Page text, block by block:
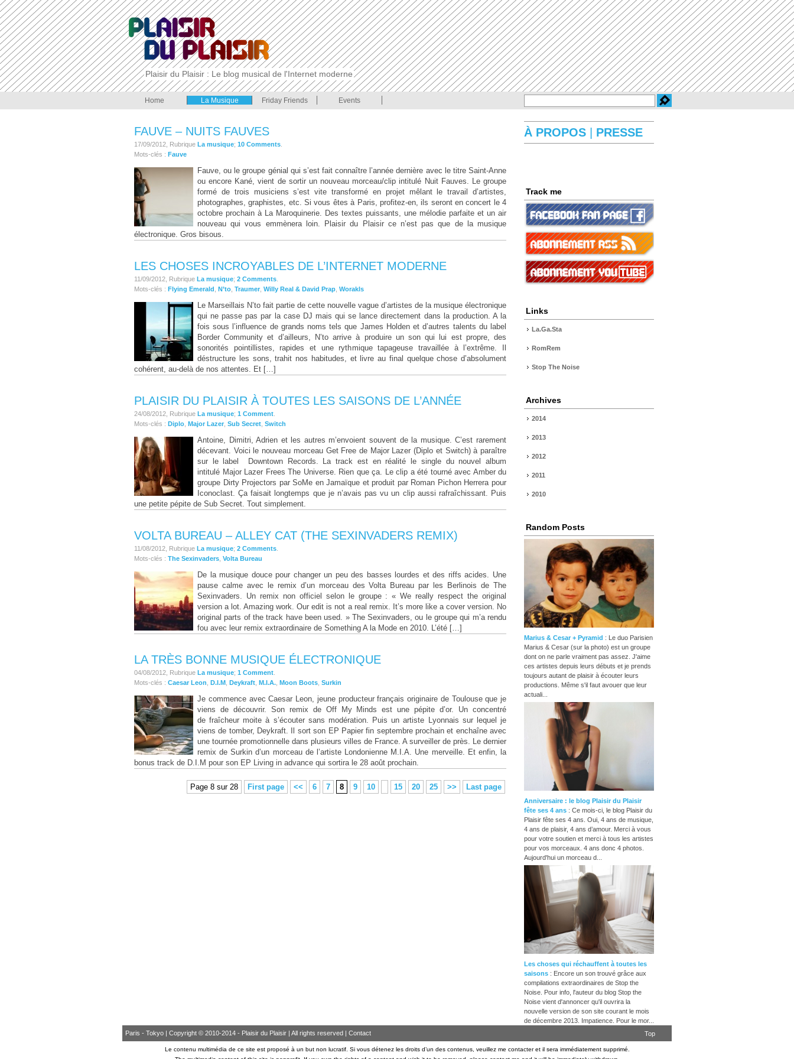
Plaisir du Plaisir : Le blog musical de l'Internet moderne
Home La Musique Friday Friends Events
FAUVE – NUITS FAUVES
17/09/2012, Rubrique La musique; 10 Comments
Mots-clés : Fauve
Fauve, ou le groupe génial qui s’est fait connaître l’année dernière avec le titre Saint-Anne
ou encore Kané, vient de sortir un nouveau morceau/clip intitulé Nuit Fauves. Le groupe
formé de trois musiciens s’est vite transformé en projet mêlant le travail d’artistes,
photographes, graphistes, etc. Si vous êtes à Paris, profitez-en, ils seront en concert le 4
octobre prochain à La Maroquinerie. Des textes puissants, une mélodie parfaite et un air
nouveau qui vous emmènera loin. Plaisir du Plaisir ce n’est pas que de la musique
électronique. Gros bisous.
LES CHOSES INCROYABLES DE L’INTERNET MODERNE
11/09/2012, Rubrique La musique; 2 Comments
Mots-clés : Flying Emerald N’to Traumer Willy Real & David Prap Worakls
Le Marseillais N’to fait partie de cette nouvelle vague d’artistes de la musique électronique
qui ne passe pas par la case DJ mais qui se lance directement dans la production. A la
fois sous l’influence de grands noms tels que James Holden et d’autres talents du label
Border Community et d’ailleurs, N’to arrive à produire un son qui lui est propre, des
sonorités pointillistes, rapides et une rythmique tapageuse travaillée à l’extrême. Il
déstructure les sons, trahit nos habitudes, et livre au final quelque chose d’absolument
cohérent, au-delà de nos attentes. Et […]
PLAISIR DU PLAISIR À TOUTES LES SAISONS DE L’ANNÉE
24/08/2012, Rubrique La musique; 1 Comment
Mots-clés : Diplo Major Lazer Sub Secret Switch
Antoine, Dimitri, Adrien et les autres m’envoient souvent de la musique. C’est rarement
décevant. Voici le nouveau morceau Get Free de Major Lazer (Diplo et Switch) à paraître
sur le label Downtown Records. La track est en réalité le single du nouvel album
intitulé Major Lazer Frees The Universe. Rien que ça. Le clip a été tourné avec Amber du
groupe Dirty Projectors par SoMe en Jamaïque et produit par Roman Pichon Herrera pour
Iconoclast. Ça faisait longtemps que je n’avais pas vu un clip aussi rafraîchissant. Puis
une petite pépite de Sub Secret. Tout simplement.
VOLTA BUREAU – ALLEY CAT (THE SEXINVADERS REMIX)
11/08/2012, Rubrique La musique; 2 Comments
Mots-clés : The Sexinvaders Volta Bureau
De la musique douce pour changer un peu des basses lourdes et des riffs acides. Une
pause calme avec le remix d’un morceau des Volta Bureau par les Berlinois de The
Sexinvaders. Un remix non officiel selon le groupe : « We really respect the original
version a lot. Amazing work. Our edit is not a real remix. It’s more like a cover version. No
original parts of the track have been used. » The Sexinvaders, ou le groupe qui m’a rendu
fou avec leur remix extraordinaire de Something A la Mode en 2010. L’été […]
LA TRÈS BONNE MUSIQUE ÉLECTRONIQUE
04/08/2012, Rubrique La musique; 1 Comment
Mots-clés : Caesar Leon D.I.M Deykraft M.I.A. Moon Boots Surkin
Je commence avec Caesar Leon, jeune producteur français originaire de Toulouse que je
viens de découvrir. Son remix de Off My Minds est une pépite d’or. Un concentré
de fraîcheur moite à s’écouter sans modération. Puis un artiste Lyonnais sur lequel je
viens de tomber, Deykraft. Il sort son EP Papier fin septembre prochain et enchaîne avec
une tournée promotionnelle dans plusieurs villes de France. A surveiller de près. Le dernier
remix de Surkin d’un morceau de l’artiste Londonienne M.I.A. Une merveille. Et enfin, la
bonus track de D.I.M pour son EP Living in advance qui sortira le 28 août prochain.
Page 8 sur 28 First page << 6 7 8 9 10 15 20 25 >> Last page
À PROPOS PRESSE
Track me
Links
La.Ga.Sta
RomRem
Stop The Noise
Archives
2014
2013
2012
2011
2010
Random Posts
Marius & Cesar + Pyramid : Le duo Parisien
Marius & Cesar (sur la photo) est un groupe
dont on ne parle vraiment pas assez. J'aime
ces artistes depuis leurs débuts et je prends
toujours autant de plaisir à écouter leurs
productions. Même s'il faut avouer que leur
actuali...
Anniversaire : le blog Plaisir du Plaisir
fête ses 4 ans : Ce mois-ci, le blog Plaisir du
Plaisir fête ses 4 ans. Oui, 4 ans de musique,
4 ans de plaisir, 4 ans d’amour. Merci à vous
pour votre soutien et merci à tous les artistes
pour vos morceaux. 4 ans donc 4 photos.
Aujourd'hui un morceau d...
Les choses qui réchauffent à toutes les
saisons : Encore un son trouvé grâce aux
compilations extraordinaires de Stop the
Noise. Pour info, l'auteur du blog Stop the
Noise vient d'annoncer qu'il ouvrira la
nouvelle version de son site courant le mois
de décembre 2013. Impatience. Pour le mor...
Paris - Tokyo | Copyright © 2010-2014 - Plaisir du Plaisir | All rights reserved | Contact Top
Le contenu multimédia de ce site est proposé à un but non lucratif. Si vous détenez les droits d’un des contenus, veuillez me contacter et il sera immédiatement supprimé.